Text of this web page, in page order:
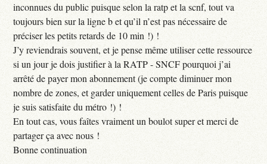
inconnues du public puisque selon la ratp et la scnf, tout va
toujours bien sur la ligne b et qu’il n’est pas nécessaire de
préciser les petits retards de 10 min !) !
J’y reviendrais souvent, et je pense même utiliser cette ressource
si un jour je dois justifier à la RATP - SNCF pourquoi j’ai
arrêté de payer mon abonnement (je compte diminuer mon
nombre de zones, et garder uniquement celles de Paris puisque
je suis satisfaite du métro !) !
En tout cas, vous faîtes vraiment un boulot super et merci de
partager ça avec nous !
Bonne continuation